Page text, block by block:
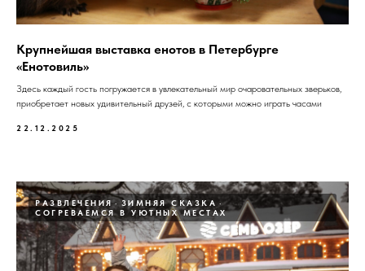
Крупнейшая выставка енотов в Петербурге
«Енотовиль»
Здесь каждый гость погружается в увлекательный мир очаровательных зверьков,
приобретает новых удивительный друзей, с которыми можно играть часами
22.12.2025
РАЗВЛЕЧЕНИЯ
ЗИМНЯЯ СКАЗКА
СОГРЕВАЕМСЯ В УЮТНЫХ МЕСТАХ